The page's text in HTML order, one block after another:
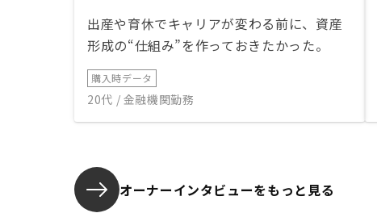
出産や育休でキャリアが変わる前に、資産
形成の“仕組み”を作っておきたかった。
購入時データ
20代 / 金融機関勤務
オーナーインタビューをもっと見る